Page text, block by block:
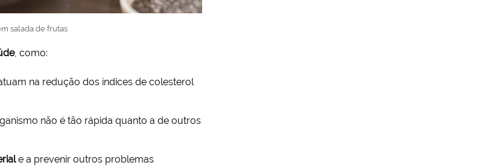
salada de frutas
, como:
na redução dos índices de colesterol
não é tão rápida quanto a de outros
e a prevenir outros problemas